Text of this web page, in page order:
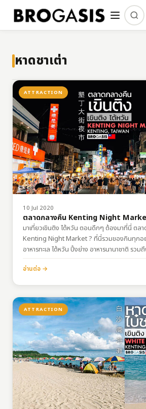
หาดชาเต่า
ATTRACTION
10 Jul 2020
ตลาดกลางคืน Kenting Night
มาเที่ยวเขินติง ไต้หวัน ตอนดึกๆ ต้องมาที่นี่ ตลา
Kenting Night Market ? ที่นี่รวมของกินทุกอย่
อาหารทะเล ไต้หวัน ปิ้งย่าง อาหารนานาชาติ รวม
มากก เอาเป็นไว้ มาเขินติง เที่ยวเสร็จแวะมาเดิ
อ่านต่อ →
ATTRACTION